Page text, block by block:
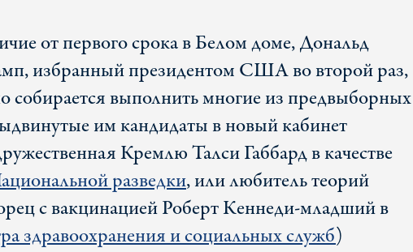
от первого срока в Белом доме, Дональд
избранный президентом США во второй раз,
собирается выполнить многие из предвыборных
им кандидаты в новый кабинет
Кремлю Талси Габбард в качестве
разведки, или любитель теорий
с вакцинацией Роберт Кеннеди-младший в
здравоохранения и социальных служб)